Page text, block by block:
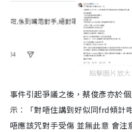
點擊圖片放大
事件引起爭議之後，蔡俊彥亦於
示︰「對唔住講到好似同frd傾計
唔應該咒對手受傷 並無此意 會注